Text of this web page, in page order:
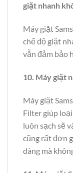
giặt nhanh
Máy giặt
chế độ giặt
vẫn đảm bảo
10. Máy giặt
Máy giặt
Filter giúp
luôn sạch sẽ
cũng rất đơn
dàng mà